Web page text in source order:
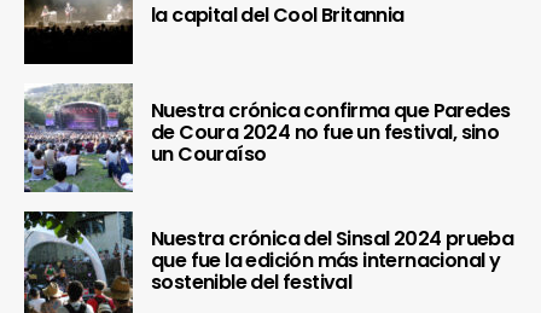
la capital del Cool Britannia
Nuestra crónica confirma que Paredes
de Coura 2024 no fue un festival, sino
un Couraíso
Nuestra crónica del Sinsal 2024 prueba
que fue la edición más internacional y
sostenible del festival